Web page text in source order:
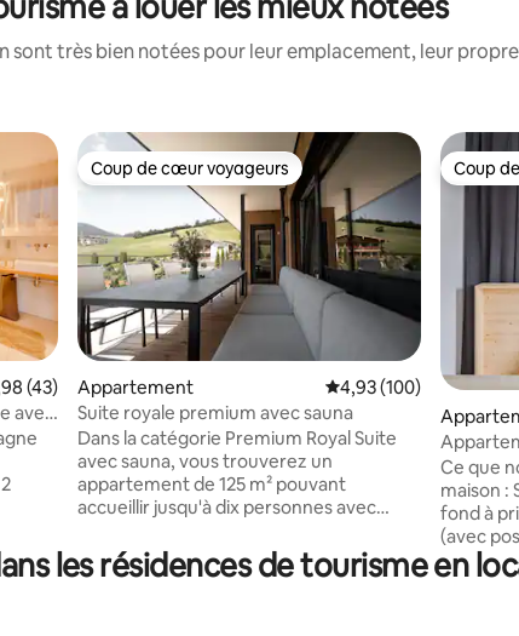
sont très bien notées pour leur emplacement, leur
: 4,92 sur 5
moyenne sur la base de 43 commentaires : 4,98 sur 5
(43)
avec
Coup de cœur voyageurs
Coup de cœur voyageurs
Appartement Évaluation moyenne
4,93 (100)
Suite royale premium avec sauna
Dans la catégorie Premium Royal Suite
avec sauna, vous trouverez un
appartement de 125 m² pouvant
accueillir jusqu'à dix personnes avec
salle à manger spacieux. L'appartement
dispose également d'une cuisine
Coup
Coup
Ce que
maison :
fond à
(avec
gratuit
les résidences de tourisme en